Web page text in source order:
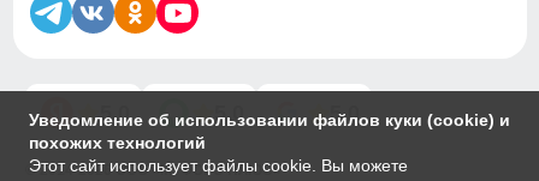
Уведомление об использовании файлов куки (cookie) и
похожих технологий
Этот сайт использует файлы cookie. Вы можете
5.0 5.0 5.0
© 2014-2026 ООО «МТФОРС ПЛЮС»